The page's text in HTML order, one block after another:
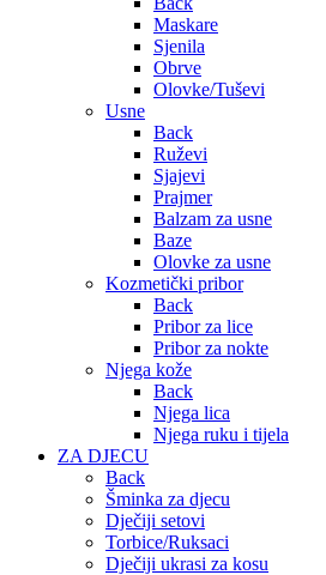
Maskare
Sjenila
Obrve
Olovke/Tuševi
Usne
Back
Ruževi
Sjajevi
Prajmer
Balzam za usne
Baze
Olovke za usne
Kozmetički pribor
Back
Pribor za lice
Pribor za nokte
Njega kože
Back
Njega lica
Njega ruku i tijela
ZA DJECU
Back
Šminka za djecu
Dječiji setovi
Torbice/Ruksaci
Dječiji ukrasi za kosu